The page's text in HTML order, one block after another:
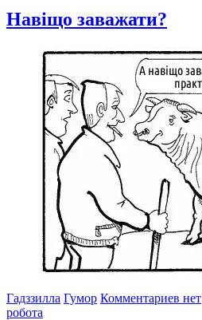
Навіщо заважати?
Гадззилла Гумор Комментариев нет
робота